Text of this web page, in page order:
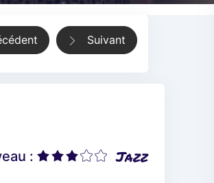
Suivant
Jazz
: